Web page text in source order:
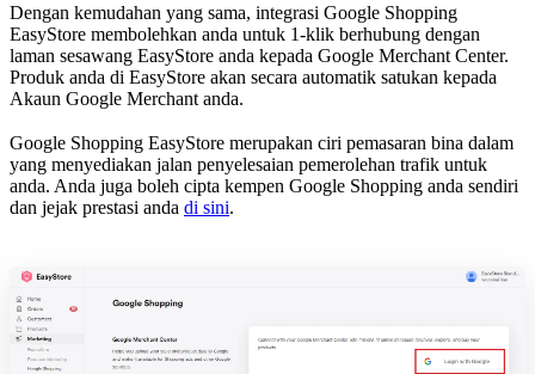
Dengan kemudahan yang sama, integrasi Google Shopping
EasyStore membolehkan anda untuk 1-klik berhubung dengan
laman sesawang EasyStore anda kepada Google Merchant Center.
Produk anda di EasyStore akan secara automatik satukan kepada
Akaun Google Merchant anda.
Google Shopping EasyStore merupakan ciri pemasaran bina dalam
yang menyediakan jalan penyelesaian pemerolehan trafik untuk
anda. Anda juga boleh cipta kempen Google Shopping anda sendiri
dan jejak prestasi anda di sini.